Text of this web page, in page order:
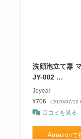
洗顔泡立て器
JY-002 …
Joyear
¥706
（2026/07/12
口コミを見る
Amazonで